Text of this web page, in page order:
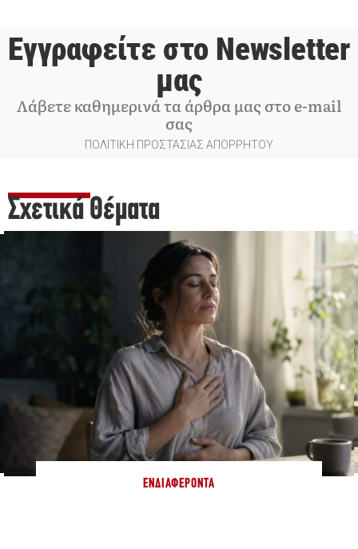
Εγγραφείτε στο Newsletter
μας
Λάβετε καθημερινά τα άρθρα μας στο e-mail
σας
ΠΟΛΙΤΙΚΗ ΠΡΟΣΤΑΣΙΑΣ ΑΠΟΡΡΗΤΟΥ
Σχετικά Θέματα
ΕΝΔΙΑΦΈΡΟΝΤΑ